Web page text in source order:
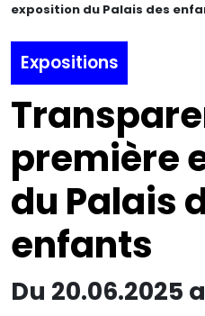
exposition du Palais des
Expositions
première
du Palais
enfants
Du 20.06.2025